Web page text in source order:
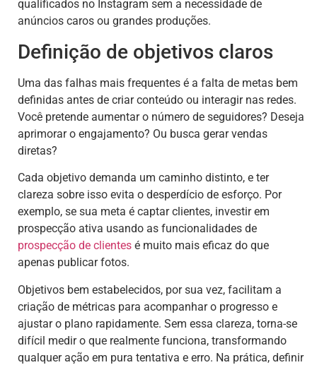
qualificados no Instagram sem a necessidade de
anúncios caros ou grandes produções.
Definição de objetivos claros
Uma das falhas mais frequentes é a falta de metas bem
definidas antes de criar conteúdo ou interagir nas redes.
Você pretende aumentar o número de seguidores? Deseja
aprimorar o engajamento? Ou busca gerar vendas
diretas?
Cada objetivo demanda um caminho distinto, e ter
clareza sobre isso evita o desperdício de esforço. Por
exemplo, se sua meta é captar clientes, investir em
prospecção ativa usando as funcionalidades de
prospecção de clientes é muito mais eficaz do que
apenas publicar fotos.
Objetivos bem estabelecidos, por sua vez, facilitam a
criação de métricas para acompanhar o progresso e
ajustar o plano rapidamente. Sem essa clareza, torna-se
difícil medir o que realmente funciona, transformando
qualquer ação em pura tentativa e erro. Na prática, definir